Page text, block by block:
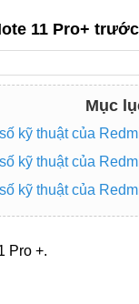
11 Pro+
Mục
kỹ thuật của
kỹ thuật của
kỹ thuật của
Pro +.